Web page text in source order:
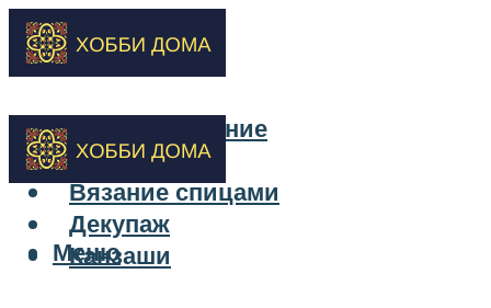
Бисероплетение
Вышивка
Вязание спицами
Декупаж
Канзаши
Меню